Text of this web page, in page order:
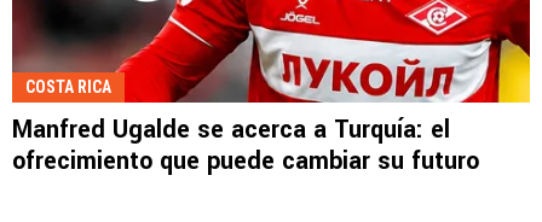
COSTA RICA
Manfred Ugalde se acerca a Turquía: el
ofrecimiento que puede cambiar su futuro